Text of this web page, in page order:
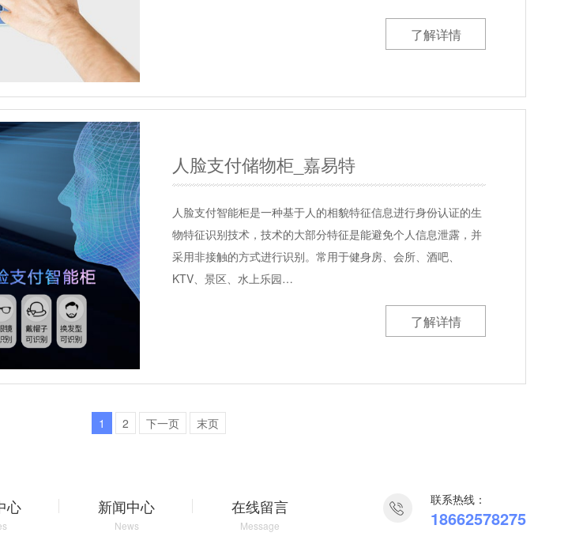
了解详情
人脸支付储物柜_嘉易特
人脸支付智能柜是一种基于人的相貌特征信息进行身份认证的生
物特征识别技术，技术的大部分特征是能避免个人信息泄露，并
采用非接触的方式进行识别。常用于健身房、会所、酒吧、
KTV、景区、水上乐园…
了解详情
1 2 下一页 末页
心 新闻中心
News
在线留言
Message
联系热线：
18662578275